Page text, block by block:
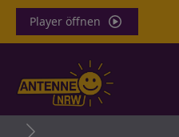
Player öffnen